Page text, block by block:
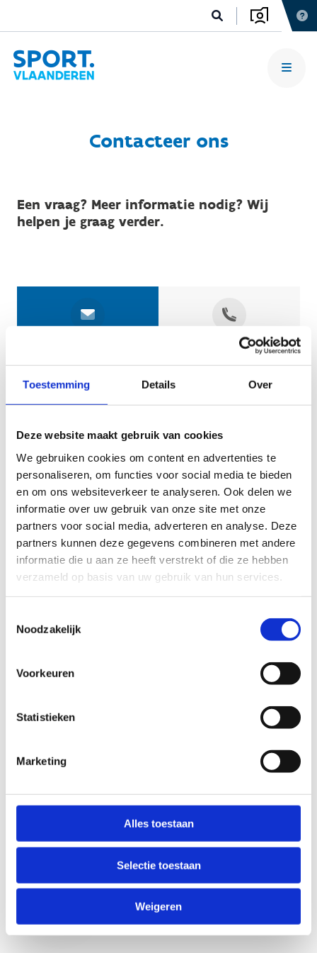
Toestemming Details Over
Deze website maakt gebruik van cookies
We gebruiken cookies om content en advertenties te
personaliseren, om functies voor social media te bieden
en om ons websiteverkeer te analyseren. Ook delen we
informatie over uw gebruik van onze site met onze
partners voor social media, adverteren en analyse. Deze
partners kunnen deze gegevens combineren met andere
informatie die u aan ze heeft verstrekt of die ze hebben
verzameld op basis van uw gebruik van hun services.
Noodzakelijk
Voorkeuren
Statistieken
Marketing
Alles toestaan
Selectie toestaan
Weigeren
Contacteer ons
Een vraag? Meer informatie nodig? Wij
helpen je graag verder.
Geef aan tot welk domein jouw vraag behoort
KIES EEN DOMEIN
Jouw vraag
Anti-Robot Verification
Click to start verification
Verzend